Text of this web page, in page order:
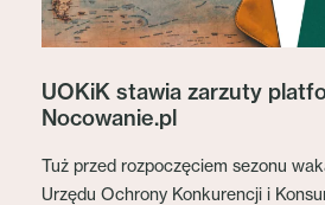
UOKiK stawia zarzuty
Nocowanie.pl
Tuż przed rozpoczęciem sezonu
Urzędu Ochrony Konkurencji i